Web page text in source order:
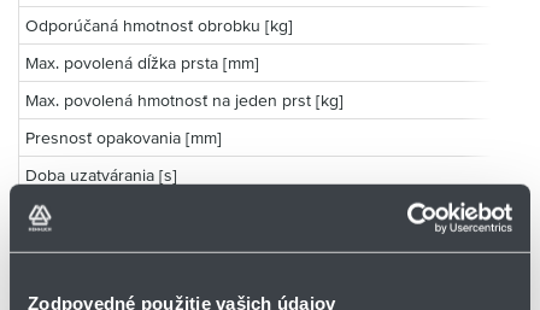
Zodpovedné použitie vašich údajov
Odporúčaná hmotnosť obrobku [kg]
Max. povolená dĺžka prsta [mm]
Max. povolená hmotnosť na jeden prst [kg]
Presnosť opakovania [mm]
Doba uzatvárania [s]
Doba otvárania [s]
Hmotnosť [kg]